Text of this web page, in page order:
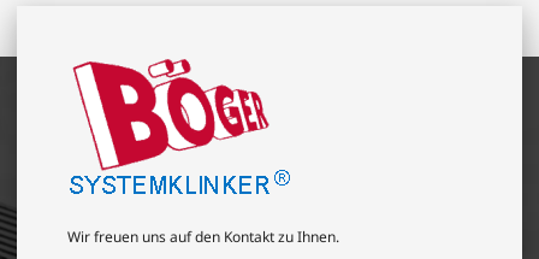
Wir freuen uns auf den Kontakt zu Ihnen.